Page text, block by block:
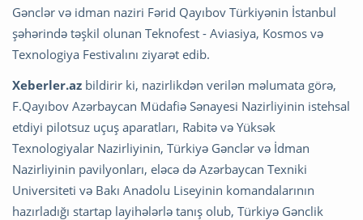
Gənclər və idman naziri Fərid Qayıbov Türkiyənin İstanbul
şəhərində təşkil olunan Teknofest - Aviasiya, Kosmos və
Texnologiya Festivalını ziyarət edib.
Xeberler.az bildirir ki, nazirlikdən verilən məlumata görə,
F.Qayıbov Azərbaycan Müdafiə Sənayesi Nazirliyinin istehsal
etdiyi pilotsuz uçuş aparatları, Rabitə və Yüksək
Texnologiyalar Nazirliyinin, Türkiyə Gənclər və İdman
Nazirliyinin pavilyonları, eləcə də Azərbaycan Texniki
Universiteti və Bakı Anadolu Liseyinin komandalarının
hazırladığı startap layihələrlə tanış olub, Türkiyə Gənclik